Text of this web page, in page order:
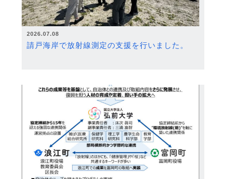
2026.07.08
請戸海岸で放射線測定の支援を行いました。